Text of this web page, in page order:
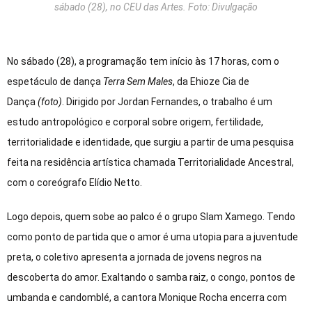
sábado (28), no CEU das Artes. Foto: Divulgação
No sábado (28), a programação tem início às 17 horas, com o
espetáculo de dança Terra Sem Males, da Ehioze Cia de
Dança (foto) . Dirigido por Jordan Fernandes, o trabalho é um
estudo antropológico e corporal sobre origem, fertilidade,
territorialidade e identidade, que surgiu a partir de uma pesquisa
feita na residência artística chamada Territorialidade Ancestral,
com o coreógrafo Elídio Netto.
Logo depois, quem sobe ao palco é o grupo Slam Xamego. Tendo
como ponto de partida que o amor é uma utopia para a juventude
preta, o coletivo apresenta a jornada de jovens negros na
descoberta do amor. Exaltando o samba raiz, o congo, pontos de
umbanda e candomblé, a cantora Monique Rocha encerra com